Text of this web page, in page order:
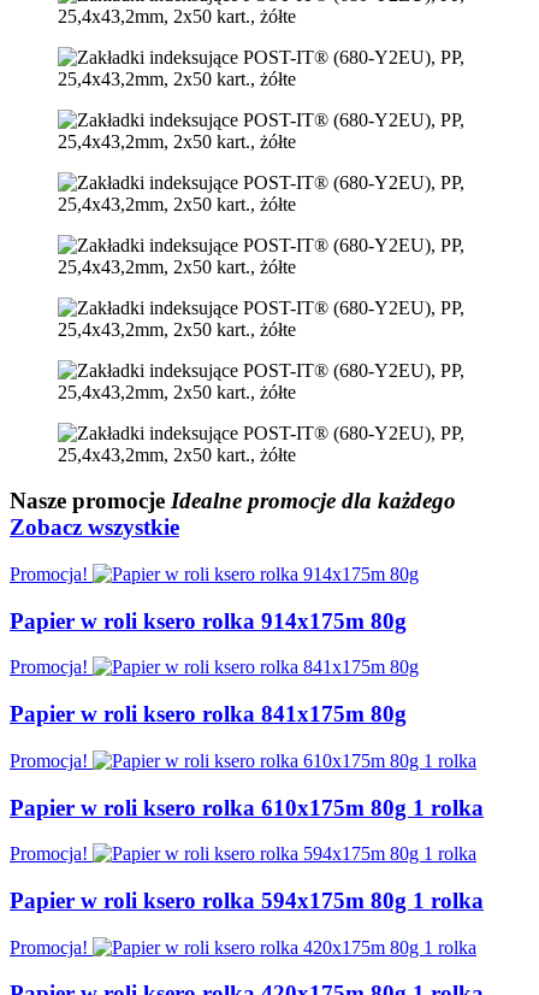
Nasze promocje Idealne promocje dla każdego
Zobacz wszystkie
Promocja!
Papier w roli ksero rolka 914x175m 80g
Promocja!
Papier w roli ksero rolka 841x175m 80g
Promocja!
Papier w roli ksero rolka 610x175m 80g 1 rolka
Promocja!
Papier w roli ksero rolka 594x175m 80g 1 rolka
Promocja!